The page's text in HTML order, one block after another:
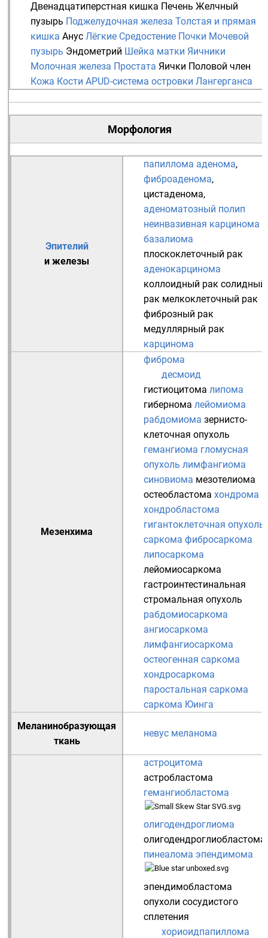
Двенадцатиперстная кишка Печень Желчный
пузырь Поджелудочная железа Толстая и прямая
кишка Анус Лёгкие Средостение Почки Мочевой
пузырь Эндометрий Шейка матки Яичники
Молочная железа Простата Яички Половой член
Кожа Кости APUD-система островки Лангерганса
Морфология
Эпителий
и железы
папиллома аденома,
фиброаденома,
цистаденома,
аденоматозный полип
неинвазивная карцинома
базалиома
плоскоклеточный рак
аденокарцинома
коллоидный рак солидный
рак мелкоклеточный рак
фиброзный рак
медуллярный рак
карцинома
Мезенхима
фиброма
десмоид
гистиоцитома липома
гибернома лейомиома
рабдомиома зернисто-
клеточная опухоль
гемангиома гломусная
опухоль лимфангиома
синовиома мезотелиома
остеобластома хондрома
хондробластома
гигантоклеточная опухоль
саркома фибросаркома
липосаркома
лейомиосаркома
гастроинтестинальная
стромальная опухоль
рабдомиосаркома
ангиосаркома
лимфангиосаркома
остеогенная саркома
хондросаркома
паростальная саркома
саркома Юинга
Меланинобразующая
ткань
невус меланома
астроцитома
астробластома
гемангиобластома
олигодендроглиома
олигодендроглиобластома
пинеалома эпендимома
эпендимобластома
опухоли сосудистого
сплетения
хориоидпапиллома